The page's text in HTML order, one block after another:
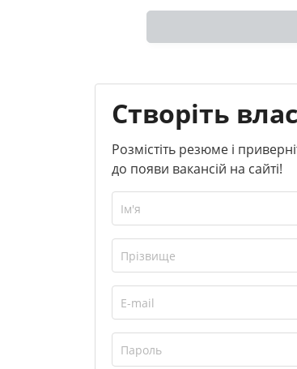
Створіть
Розмістіть резюме і
до появи вакансій на сайті!